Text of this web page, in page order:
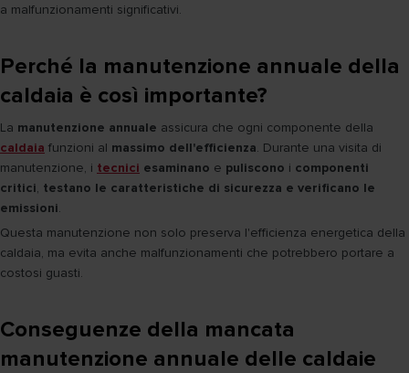
a malfunzionamenti significativi.
Perché la manutenzione annuale della
caldaia è così importante?
La manutenzione annuale assicura che ogni componente della
caldaia funzioni al massimo dell'efficienza. Durante una visita di
manutenzione, i tecnici esaminano e puliscono i componenti
critici, testano le caratteristiche di sicurezza e verificano le
emissioni.
Questa manutenzione non solo preserva l'efficienza energetica della
caldaia, ma evita anche malfunzionamenti che potrebbero portare a
costosi guasti.
Conseguenze della mancata
manutenzione annuale delle caldaie